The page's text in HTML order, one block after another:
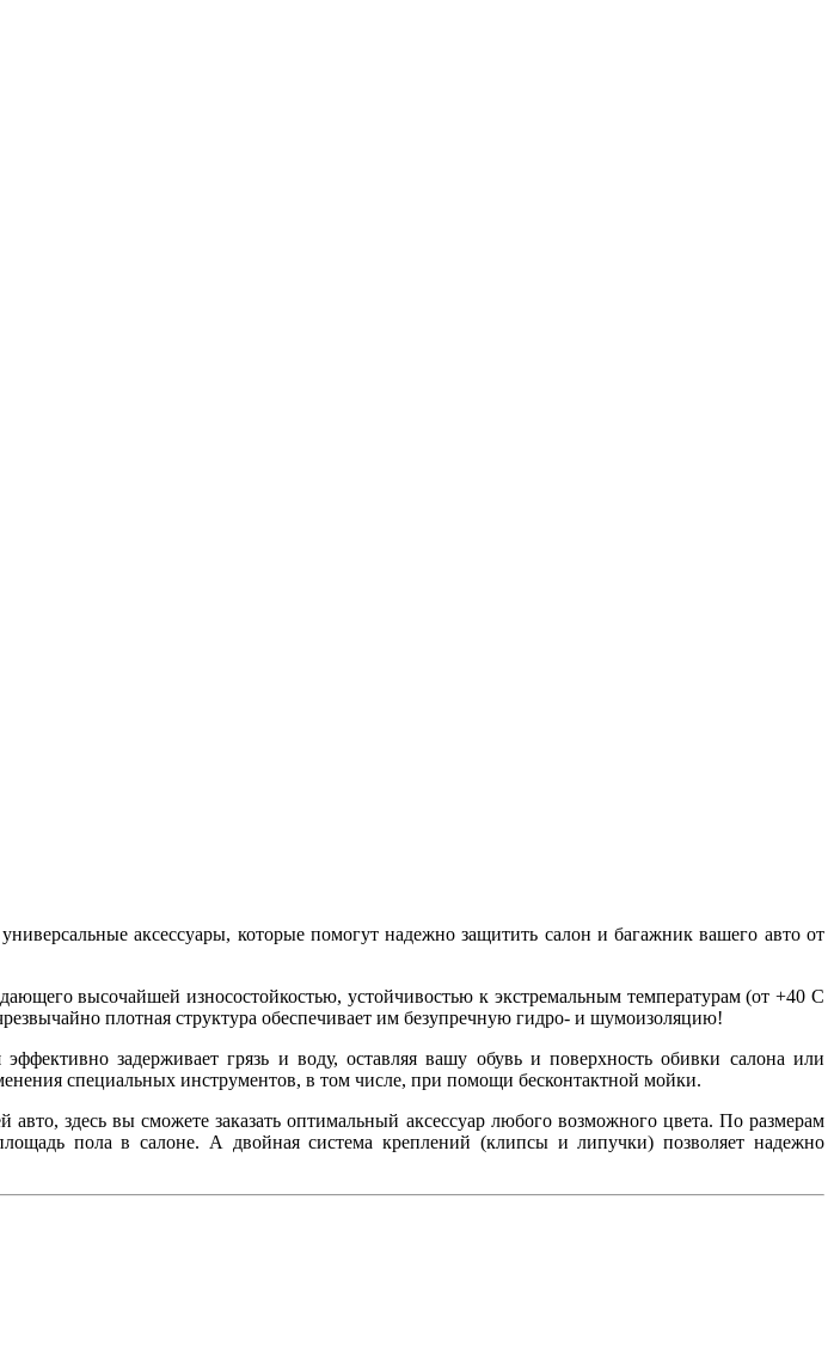
аксессуары, которые помогут надежно защитить салон и багажник вашего авто от
высочайшей износостойкостью, устойчивостью к экстремальным температурам (от +40 С
плотная структура обеспечивает им безупречную гидро- и шумоизоляцию!
задерживает грязь и воду, оставляя вашу обувь и поверхность обивки салона или
специальных инструментов, в том числе, при помощи бесконтактной мойки.
здесь вы сможете заказать оптимальный аксессуар любого возможного цвета. По размерам
пола в салоне. А двойная система креплений (клипсы и липучки) позволяет надежно